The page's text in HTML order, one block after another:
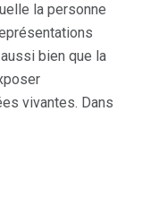
la personne
bien que la
vivantes. Dans